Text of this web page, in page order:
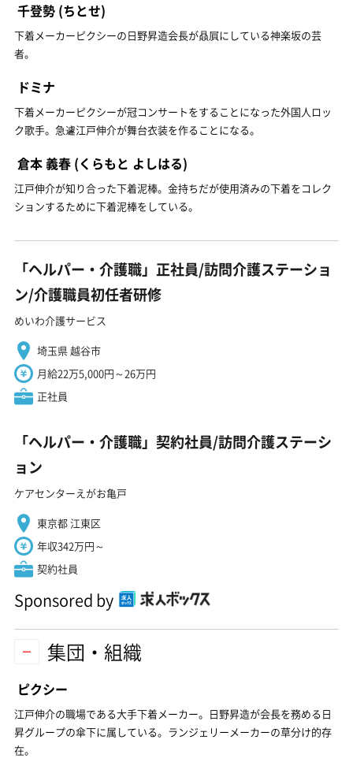
千登勢 (ちとせ)
下着メーカーピクシーの日野昇造会長が贔屓にしている神楽坂の芸
者。
ドミナ
下着メーカーピクシーが冠コンサートをすることになった外国人ロッ
ク歌手。急遽江戸伸介が舞台衣装を作ることになる。
倉本 義春 (くらもと よしはる)
江戸伸介が知り合った下着泥棒。金持ちだが使用済みの下着をコレク
ションするために下着泥棒をしている。
「ヘルパー・介護職」正社員/訪問介護ステーショ
ン/介護職員初任者研修
めいわ介護サービス
埼玉県 越谷市
月給22万5,000円～26万円
正社員
「ヘルパー・介護職」契約社員/訪問介護ステーシ
ョン
ケアセンターえがお亀戸
東京都 江東区
年収342万円～
契約社員
Sponsored by
集団・組織
ピクシー
江戸伸介の職場である大手下着メーカー。日野昇造が会長を務める日
昇グループの傘下に属している。ランジェリーメーカーの草分け的存
在。